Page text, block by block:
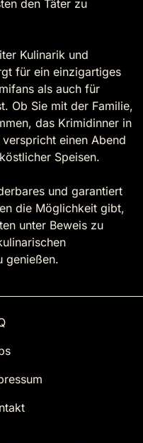
den Täter zu
Kulinarik und
für ein einzigartiges
als auch für
Ob Sie mit der Familie,
das Krimidinner in
einen Abend
Speisen.
und garantiert
die Möglichkeit gibt,
unter Beweis zu
genießen.